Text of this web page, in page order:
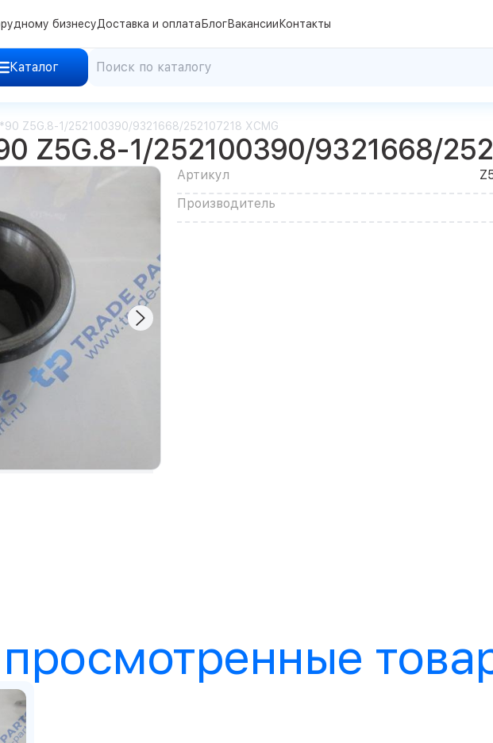
Каталог
бизнесуДоставка и оплата БлогВакансии Контакты
Z5G.8-1/252100390/9321668/252107218 XCMG
Z5G.8-1/252100390/9321668/
Артикул
Производитель
просмотренные